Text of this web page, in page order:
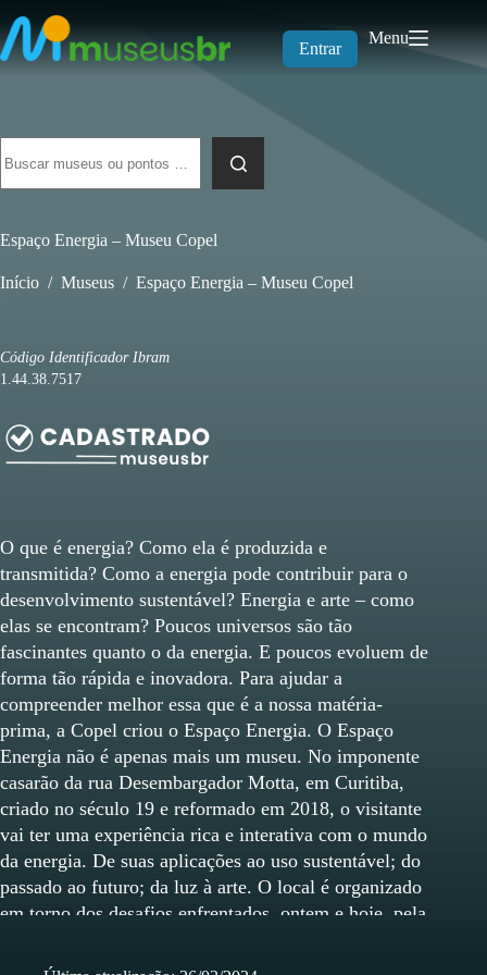
para
o
conteúdo
Entrar
Menu
resultados
Espaço Energia – Museu Copel
Início / Museus / Espaço Energia – Museu Copel
Código Identificador Ibram
1.44.38.7517
O que é energia? Como ela é produzida e
transmitida? Como a energia pode contribuir para o
desenvolvimento sustentável? Energia e arte – como
elas se encontram? Poucos universos são tão
fascinantes quanto o da energia. E poucos evoluem de
forma tão rápida e inovadora. Para ajudar a
compreender melhor essa que é a nossa matéria-
prima, a Copel criou o Espaço Energia. O Espaço
Energia não é apenas mais um museu. No imponente
casarão da rua Desembargador Motta, em Curitiba,
criado no século 19 e reformado em 2018, o visitante
vai ter uma experiência rica e interativa com o mundo
da energia. De suas aplicações ao uso sustentável; do
passado ao futuro; da luz à arte. O local é organizado
em torno dos desafios enfrentados, ontem e hoje, pela
Energia estimula a reflexão sobre o uso inteligente e